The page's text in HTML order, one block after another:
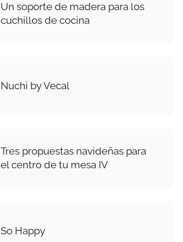
Un soporte de madera para los
cuchillos de cocina
Nuchi by Vecal
Tres propuestas navideñas para
el centro de tu mesa IV
So Happy